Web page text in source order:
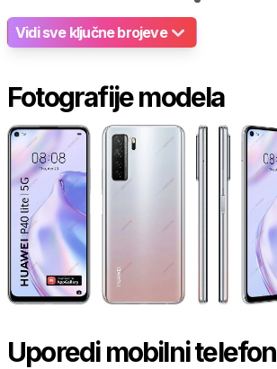
Vidi sve ključne brojeve
Fotografije modela
Uporedi mobilni telefon